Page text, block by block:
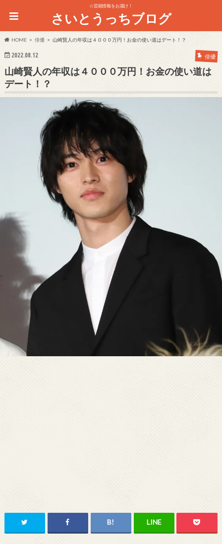
☆芸能情報をお届け！
さいとうっちブログ
HOME 俳優 山崎賢人の年収は４０００万円！お金の使い道はデート！？
2022.08.12 俳優
山崎賢人の年収は４０００万円！お金の使い道は
デート！？